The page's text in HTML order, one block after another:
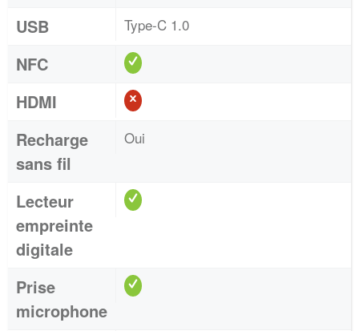
USB Type-C 1.0
NFC
HDMI
Recharge
sans fil
Oui
Lecteur
empreinte
digitale
Prise
microphone